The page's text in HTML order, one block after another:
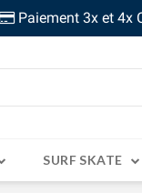
Paiement 3x et 4x
SURF SKATE